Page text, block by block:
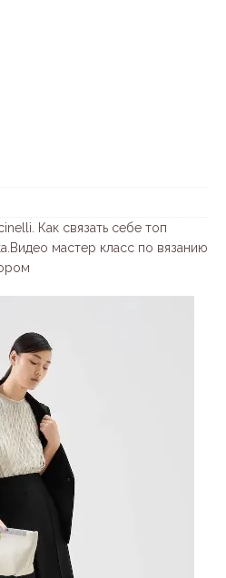
Как связать себе топ
мастер класс по вязанию